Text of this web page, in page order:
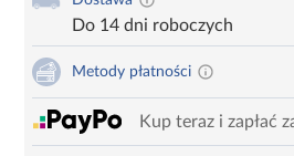
Do 14 dni roboczych
Metody płatności
Kup teraz i zapłać